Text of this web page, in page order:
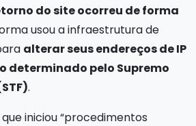
do site ocorreu de forma
usou a infraestrutura de
alterar seus endereços de IP
determinado pelo Supremo
.
iniciou “procedimentos